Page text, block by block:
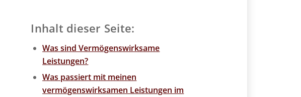
Inhalt dieser Seite:
Was sind Vermögenswirksame
Leistungen?
Was passiert mit meinen
vermögenswirksamen Leistungen im